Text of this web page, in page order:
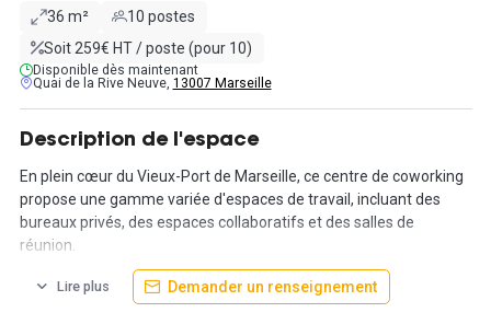
36 m²
10 postes
Soit 259€ HT / poste (pour 10)
Disponible dès maintenant
Quai de la Rive Neuve, 13007 Marseille
Description de l'espace
En plein cœur du Vieux-Port de Marseille, ce centre de coworking
propose une gamme variée d'espaces de travail, incluant des
bureaux privés, des espaces collaboratifs et des salles de
réunion.
L'un de ses atouts notables est une superbe terrasse offrant une
Lire plus Demander un renseignement